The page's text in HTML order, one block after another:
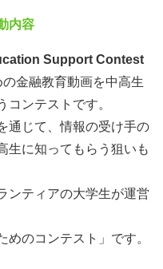
内容
Support Contest
金融教育動画を中高生
コンテストです。
通じて、情報の受け手の
生に知ってもらう狙いも
ンティアの大学生が運営
めのコンテスト」です。